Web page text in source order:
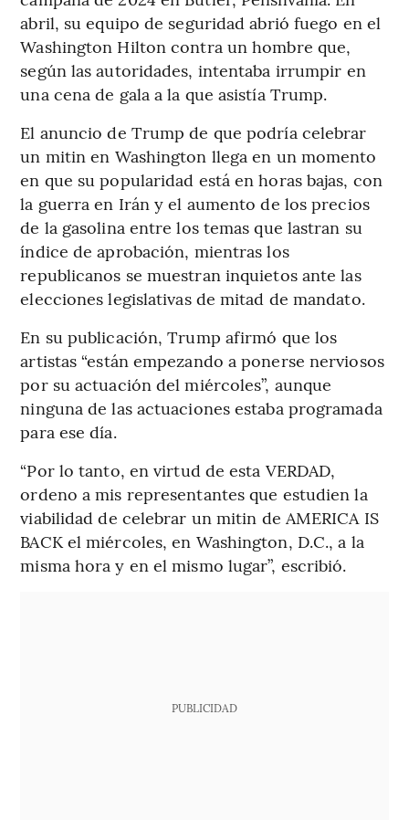
abril, su equipo de seguridad abrió fuego en el
Washington Hilton contra un hombre que,
según las autoridades, intentaba irrumpir en
una cena de gala a la que asistía Trump.
El anuncio de Trump de que podría celebrar
un mitin en Washington llega en un momento
en que su popularidad está en horas bajas, con
la guerra en Irán y el aumento de los precios
de la gasolina entre los temas que lastran su
índice de aprobación, mientras los
republicanos se muestran inquietos ante las
elecciones legislativas de mitad de mandato.
En su publicación, Trump afirmó que los
artistas “están empezando a ponerse nerviosos
por su actuación del miércoles”, aunque
ninguna de las actuaciones estaba programada
para ese día.
“Por lo tanto, en virtud de esta VERDAD,
ordeno a mis representantes que estudien la
viabilidad de celebrar un mitin de AMERICA IS
BACK el miércoles, en Washington, D.C., a la
misma hora y en el mismo lugar”, escribió.
PUBLICIDAD